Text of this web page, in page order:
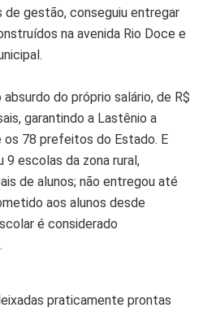
de gestão, conseguiu entregar
na avenida Rio Doce e
do próprio salário, de R$
garantindo a Lastênio a
os 78 prefeitos do Estado. E
escolas da zona rural,
de alunos; não entregou até
aos alunos desde
é considerado
praticamente prontas